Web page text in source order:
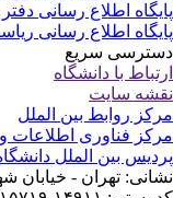
اطلاع رسانی
اطلاع رسانی
سریع
با دانشگاه
سایت
روابط بین الملل
فناوری اطلاعات و
بین الملل
تهران - خیابان